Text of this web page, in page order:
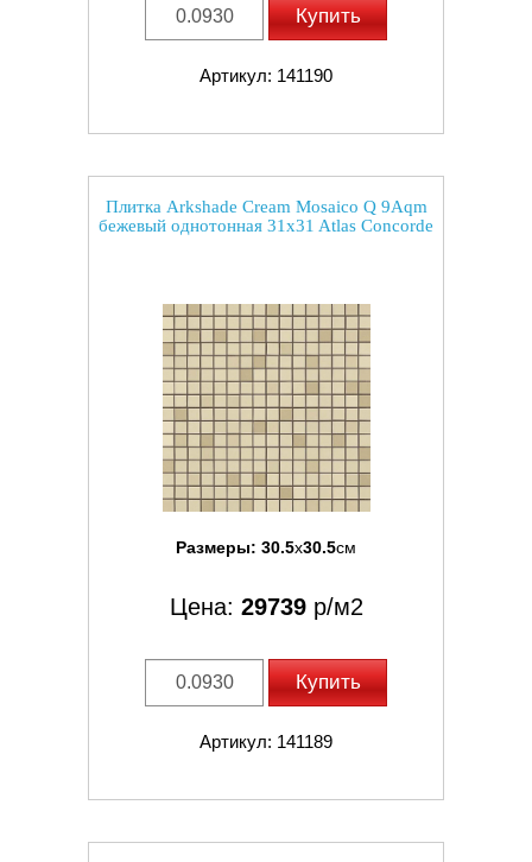
Купить
Артикул: 141190
Плитка Arkshade Cream Mosaico Q 9Aqm
бежевый однотонная 31x31 Atlas Concorde
Размеры: 30.5x30.5см
Цена: 29739р/м2
Купить
Артикул: 141189